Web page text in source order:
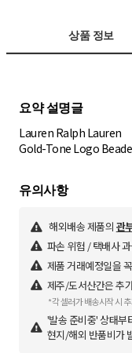
상품 정보
요약 설명글
Lauren Ralph Lauren
Gold-Tone Logo
유의사항
해외배송 제품의 관
파손 위험 / 택배사
제품 거래예정일을
제주/도서산간은 추
*각 셀러가 배송시작 시
'발송 준비중' 상태부
현지/해외 반품비가